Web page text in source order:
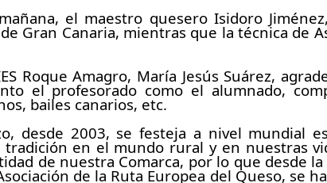
el maestro quesero Isidoro
Gran Canaria, mientras que la técnica de
Roque Amagro, María Jesús Suárez,
el profesorado como el alumnado,
bailes canarios, etc.
desde 2003, se festeja a nivel
en el mundo rural y en nuestras
de nuestra Comarca, por lo que desde
de la Ruta Europea del Queso,